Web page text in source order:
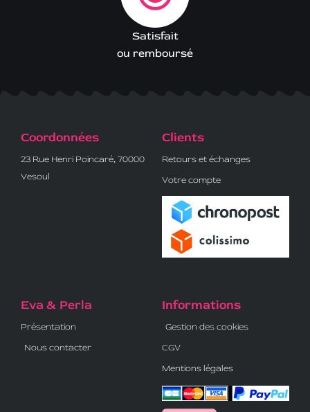
Satisfait
ou remboursé
Coordonnées
23 Rue Henri Poincaré, 70000
Vesoul
Clients
Retours et échanges
Votre compte
Eva & Perla
Présentation
Nous contacter
Informations
Gestion des cookies
CGV
Mentions légales